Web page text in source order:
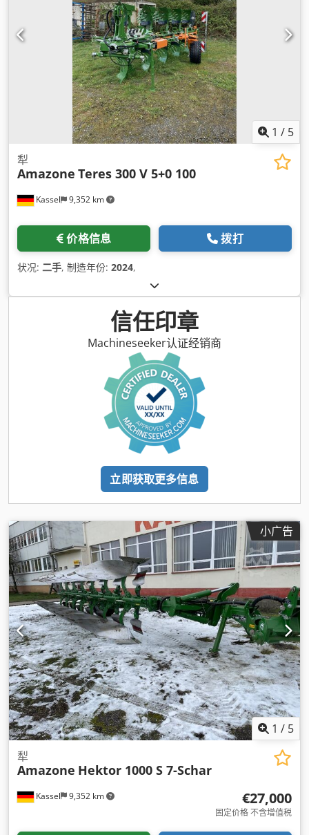
1 / 5
Kassel 9,352 km
犁
Amazone Teres 300 V 5+0 100
价格信息 拨打
状况: 二手, 制造年份: 2024,
信任印章
Machineseeker认证经销商
立即获取更多信息
小广告
1 / 5
Kassel 9,352 km
犁
Amazone Hektor 1000 S 7-Schar
€27,000
固定价格 不含增值税